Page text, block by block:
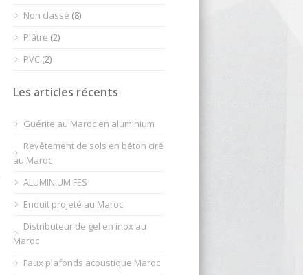
Non classé (8)
Plâtre (2)
PVC (2)
Les articles récents
Guérite au Maroc en aluminium
Revêtement de sols en béton ciré
au Maroc
ALUMINIUM FES
Enduit projeté au Maroc
Distributeur de gel en inox au
Maroc
Faux plafonds acoustique Maroc